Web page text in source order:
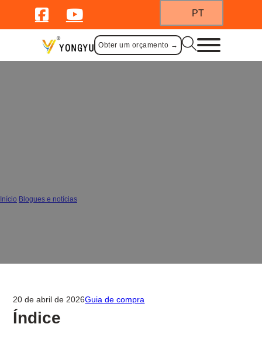
PT
Obter um orçamento →
Início Blogues e notícias
20 de abril de 2026Guia de compra
Índice